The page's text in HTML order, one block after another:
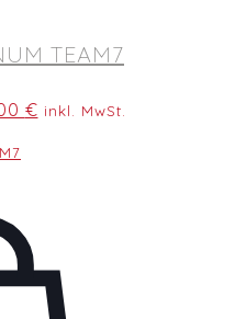
TEAM7
€Aktueller
inkl. MwSt.